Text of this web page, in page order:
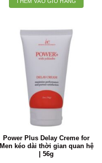
630.000 ₫.
Power Plus Delay Creme for
Men kéo dài thời gian quan hệ
| 56g